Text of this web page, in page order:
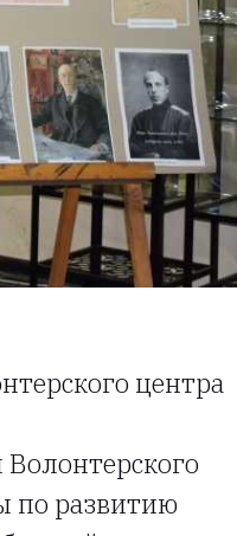
центра
по развитию